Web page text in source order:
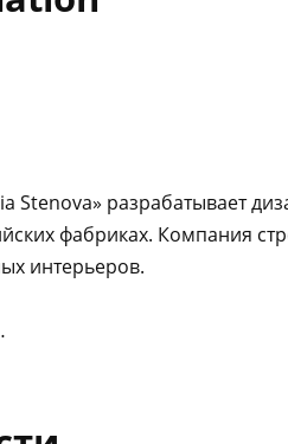
Stenova» разрабатывает
фабриках. Компания
интерьеров.